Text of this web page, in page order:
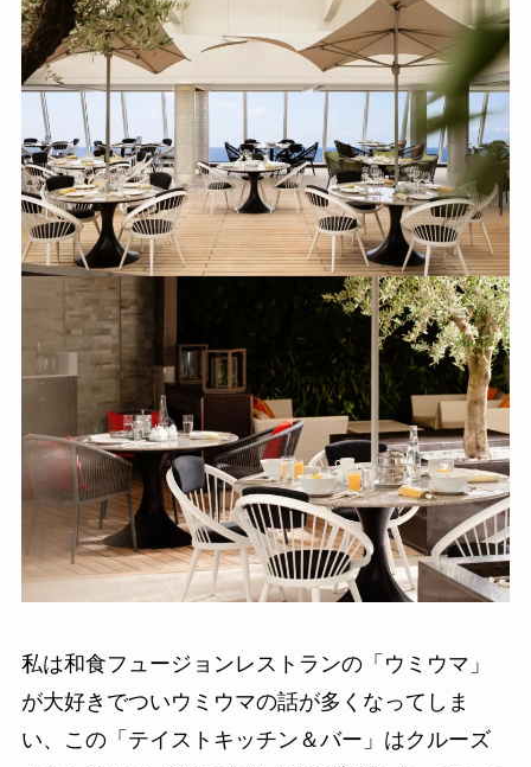
私は和食フュージョンレストランの「ウミウマ」
が大好きでついウミウマの話が多くなってしま
い、この「テイストキッチン＆バー」はクルーズ